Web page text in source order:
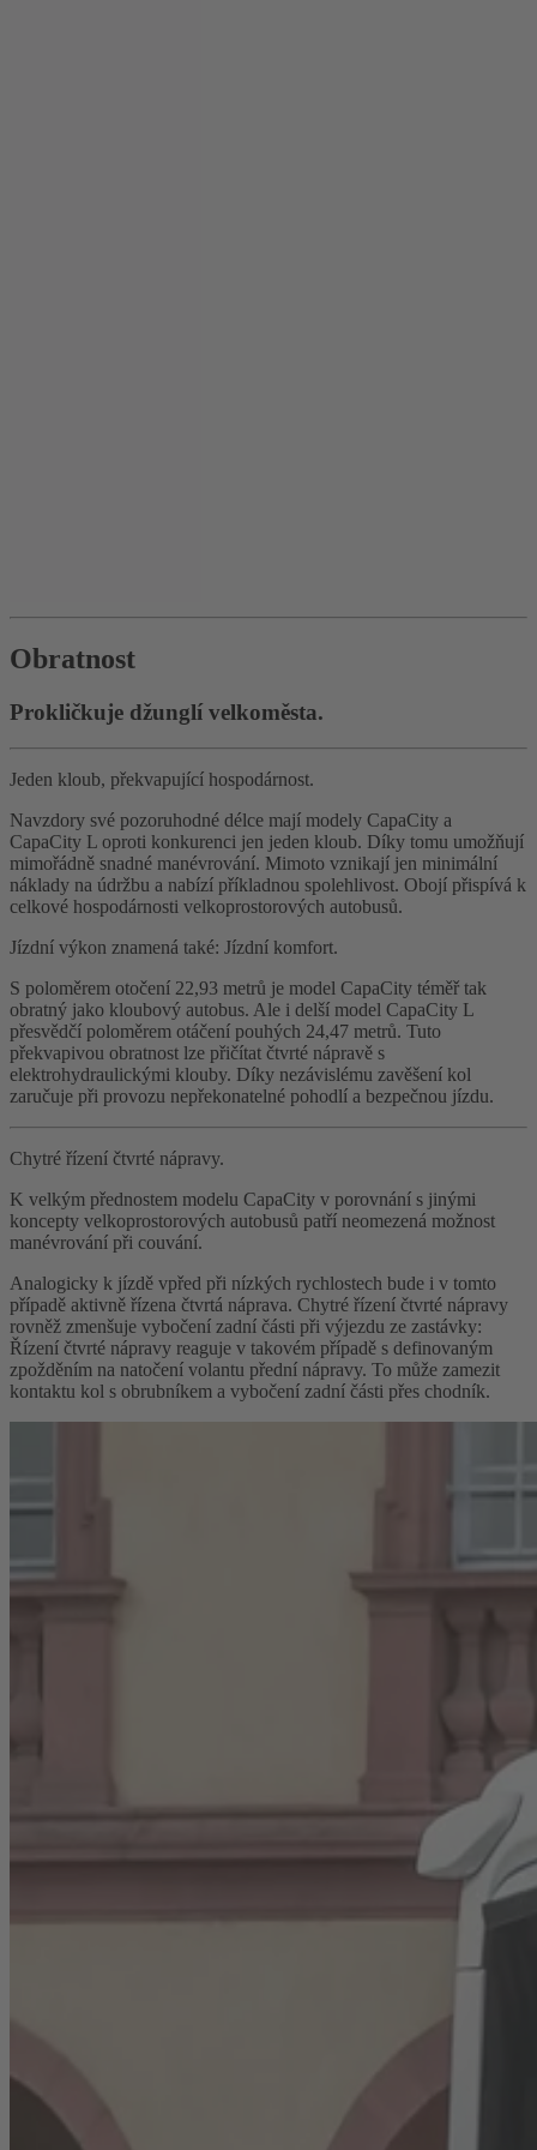
Obratnost
Prokličkuje džunglí velkoměsta.
Jeden kloub, překvapující hospodárnost.
Navzdory své pozoruhodné délce mají modely CapaCity a
CapaCity L oproti konkurenci jen jeden kloub. Díky tomu umožňují
mimořádně snadné manévrování. Mimoto vznikají jen minimální
náklady na údržbu a nabízí příkladnou spolehlivost. Obojí přispívá k
celkové hospodárnosti velkoprostorových autobusů.
Jízdní výkon znamená také: Jízdní komfort.
S poloměrem otočení 22,93 metrů je model CapaCity téměř tak
obratný jako kloubový autobus. Ale i delší model CapaCity L
přesvědčí poloměrem otáčení pouhých 24,47 metrů. Tuto
překvapivou obratnost lze přičítat čtvrté nápravě s
elektrohydraulickými klouby. Díky nezávislému zavěšení kol
zaručuje při provozu nepřekonatelné pohodlí a bezpečnou jízdu.
Chytré řízení čtvrté nápravy.
K velkým přednostem modelu CapaCity v porovnání s jinými
koncepty velkoprostorových autobusů patří neomezená možnost
manévrování při couvání.
Analogicky k jízdě vpřed při nízkých rychlostech bude i v tomto
případě aktivně řízena čtvrtá náprava. Chytré řízení čtvrté nápravy
rovněž zmenšuje vybočení zadní části při výjezdu ze zastávky:
Řízení čtvrté nápravy reaguje v takovém případě s definovaným
zpožděním na natočení volantu přední nápravy. To může zamezit
kontaktu kol s obrubníkem a vybočení zadní části přes chodník.